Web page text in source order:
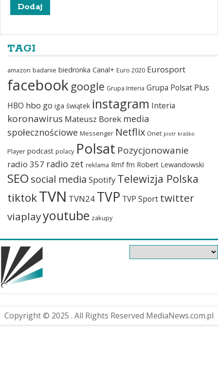
TAGI
amazon badanie biedronka Canal+ Euro 2020 Eurosport
facebook google Grupa Interia Grupa Polsat Plus
HBO hbo go iga świątek instagram Interia
koronawirus Mateusz Borek media
społecznościowe Messenger Netflix Onet piotr kraśko
Player podcast polacy Polsat Pozycjonowanie
radio 357 radio zet reklama Rmf fm Robert Lewandowski
SEO social media Spotify Telewizja Polska
tiktokTVN TVN24 TVP TVP Sport twitter
viaplayyoutube zakupy
Copyright © 2025 . All Rights Reserved MediaNews.com.pl